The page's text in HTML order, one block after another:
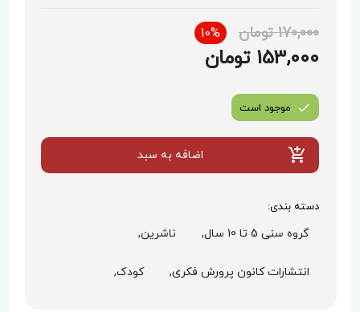
170,000 تومان 10%
153,000 تومان
موجود است
اضافه به سبد
دسته بندی:
گروه سنی 5 تا 10 سال, ناشرین,
انتشارات کانون پرورش فکری, کودک,